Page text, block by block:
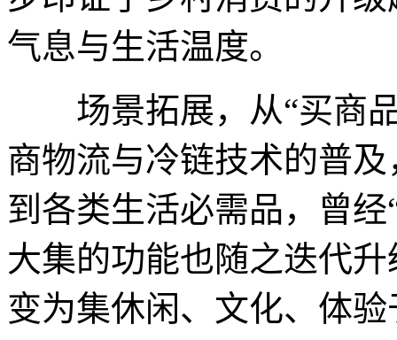
气息与生活温度。
场景拓展，从“买商品
商物流与冷链技术的普
到各类生活必需品，曾
大集的功能也随之迭代
变为集休闲、文化、体